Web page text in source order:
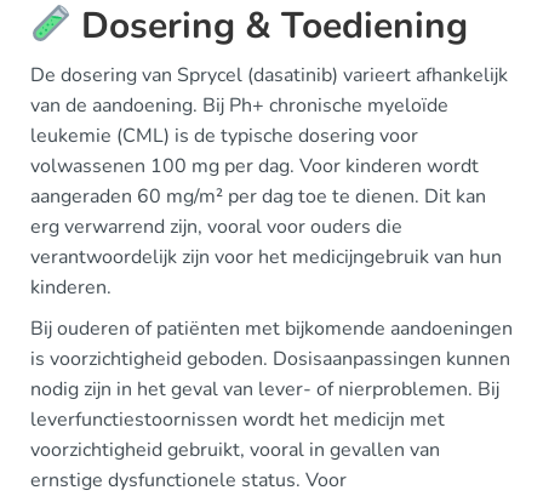
Dosering & Toediening
De dosering van Sprycel (dasatinib) varieert afhankelijk
van de aandoening. Bij Ph+ chronische myeloïde
leukemie (CML) is de typische dosering voor
volwassenen 100 mg per dag. Voor kinderen wordt
aangeraden 60 mg/m² per dag toe te dienen. Dit kan
erg verwarrend zijn, vooral voor ouders die
verantwoordelijk zijn voor het medicijngebruik van hun
kinderen.
Bij ouderen of patiënten met bijkomende aandoeningen
is voorzichtigheid geboden. Dosisaanpassingen kunnen
nodig zijn in het geval van lever- of nierproblemen. Bij
leverfunctiestoornissen wordt het medicijn met
voorzichtigheid gebruikt, vooral in gevallen van
ernstige dysfunctionele status. Voor